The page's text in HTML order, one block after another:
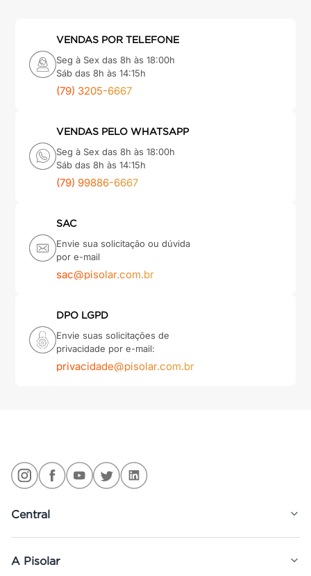
VENDAS POR TELEFONE
Seg à Sex das 8h às 18:00h
Sáb das 8h às 14:15h
(79) 3205-6667
VENDAS PELO WHATSAPP
Seg à Sex das 8h às 18:00h
Sáb das 8h às 14:15h
(79) 99886-6667
SAC
Envie sua solicitação ou dúvida
por e-mail
sac@pisolar.com.br
DPO LGPD
Envie suas solicitações de
privacidade por e-mail:
privacidade@pisolar.com.br
Central
A Pisolar